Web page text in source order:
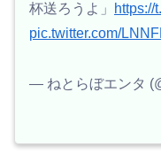
杯送ろうよ」
https://
pic.twitter.com/
— ねとらぼエンタ